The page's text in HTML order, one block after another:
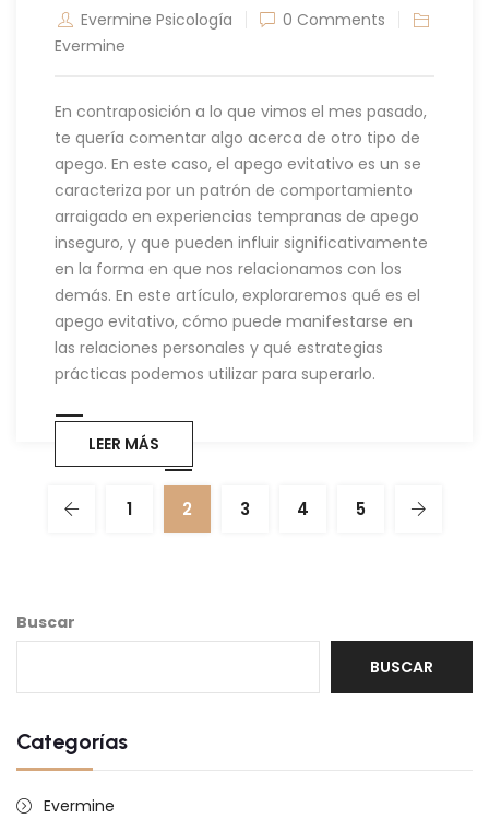
Evermine Psicología
0 Comments
Evermine
En contraposición a lo que vimos el mes pasado,
te quería comentar algo acerca de otro tipo de
apego. En este caso, el apego evitativo es un se
caracteriza por un patrón de comportamiento
arraigado en experiencias tempranas de apego
inseguro, y que pueden influir significativamente
en la forma en que nos relacionamos con los
demás. En este artículo, exploraremos qué es el
apego evitativo, cómo puede manifestarse en
las relaciones personales y qué estrategias
prácticas podemos utilizar para superarlo.
LEER MÁS
1 2 3 4 5
Buscar
BUSCAR
Categorías
Evermine